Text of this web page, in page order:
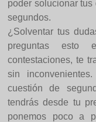
poder solucionar
segundos.
¿Solventar tus
preguntas esto
contestaciones, te
sin
cuestión de
tendrás desde tu
ponemos poco a